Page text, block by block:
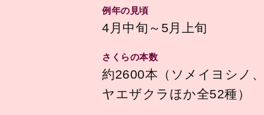
例年の見頃
4月中旬～5月上旬
さくらの本数
約2600本（ソメイヨシノ
ヤエザクラほか全52種）